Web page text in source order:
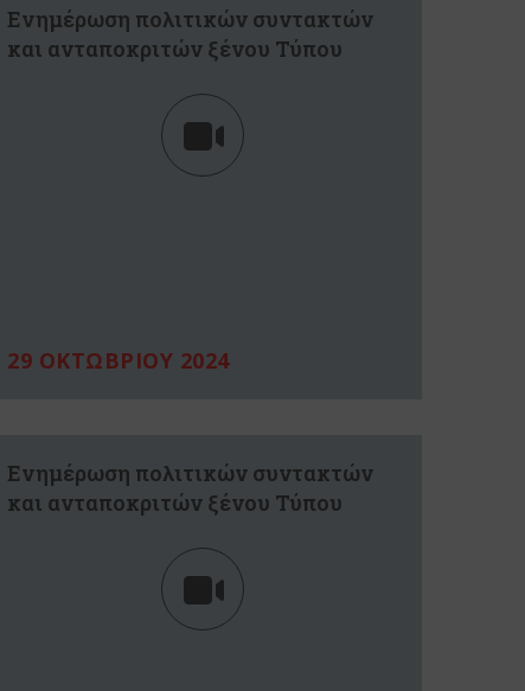
Ενημέρωση πολιτικών συντακτών
και ανταποκριτών ξένου Τύπου
29 ΟΚΤΩΒΡΙΟΥ 2024
Ενημέρωση πολιτικών συντακτών
και ανταποκριτών ξένου Τύπου